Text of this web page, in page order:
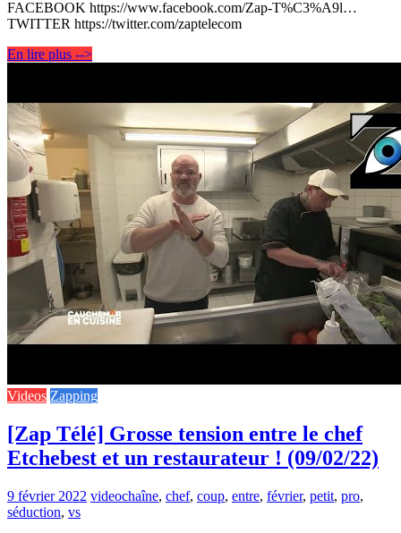
FACEBOOK https://www.facebook.com/Zap-T%C3%A9l…
TWITTER https://twitter.com/zaptelecom
En lire plus -->
Videos Zapping
[Zap Télé] Grosse tension entre le chef
Etchebest et un restaurateur ! (09/02/22)
9 février 2022 videochaîne, chef, coup, entre, février, petit, pro,
séduction, vs